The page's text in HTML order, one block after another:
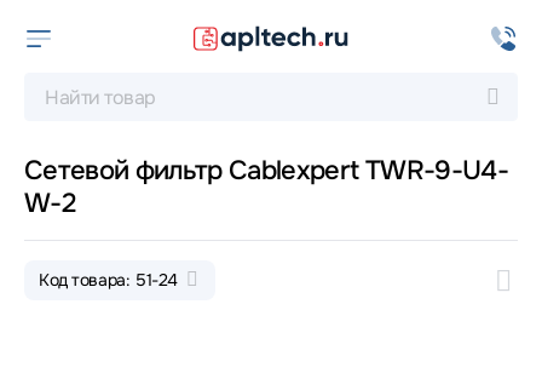
Сетевой фильтр Cablexpert TWR-9-U4-
W-2
Код товара: 51-24